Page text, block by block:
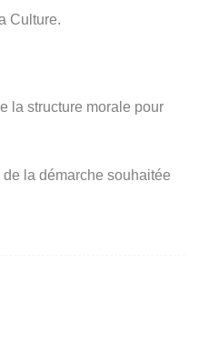
Culture.
la structure morale pour
la démarche souhaitée